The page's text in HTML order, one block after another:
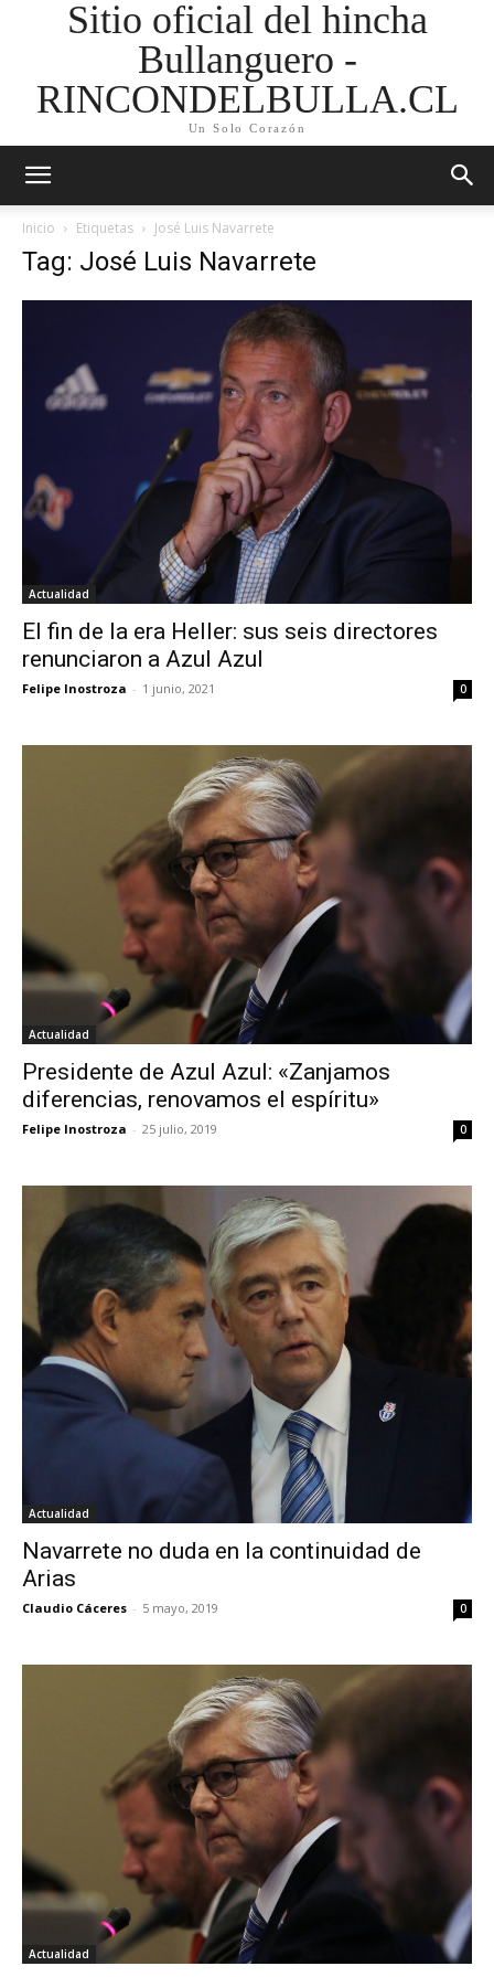
Sitio oficial del hincha
Bullanguero -
RINCONDELBULLA.CL
Un Solo Corazón
Inicio Etiquetas José Luis Navarrete
Tag: José Luis Navarrete
Actualidad
El fin de la era Heller: sus seis directores
renunciaron a Azul Azul
Felipe Inostroza - 1 junio, 2021 0
Actualidad
Presidente de Azul Azul: «Zanjamos
diferencias, renovamos el espíritu»
Felipe Inostroza - 25 julio, 2019 0
Actualidad
Navarrete no duda en la continuidad de
Arias
Claudio Cáceres - 5 mayo, 2019 0
Actualidad